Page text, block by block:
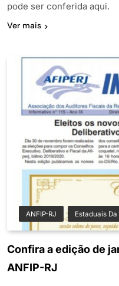
pode ser conferida aqui.
Ver mais
ANFIP-RJ Estaduais Da
Confira a edição de
ANFIP-RJ